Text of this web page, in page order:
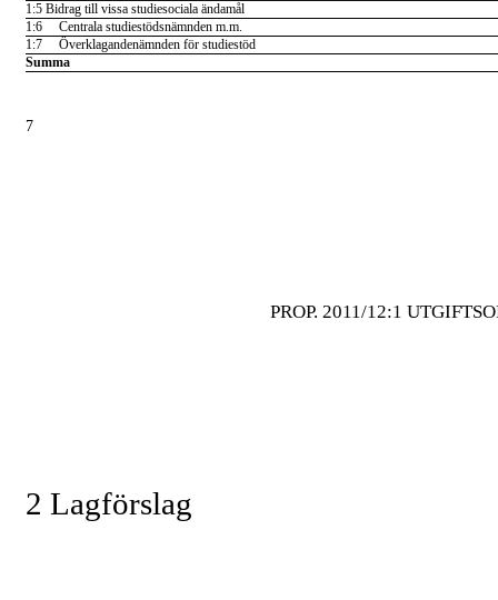
1:5 Bidrag till vissa studiesociala ändamål
1:6
Centrala studiestödsnämnden m.m.
1:7
Överklagandenämnden för studiestöd
Summa
7
PROP. 2011/12:1
2 Lagförslag